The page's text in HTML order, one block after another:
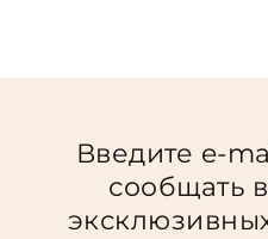
Введите e-
сообщать